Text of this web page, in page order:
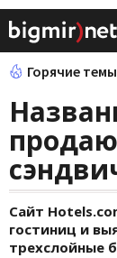
Горячие
Сайт
гостиниц и
трехслойные